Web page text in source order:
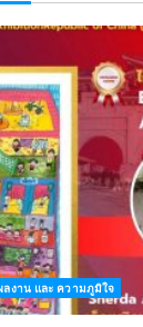
ลงาน และ ความภูมิใจ